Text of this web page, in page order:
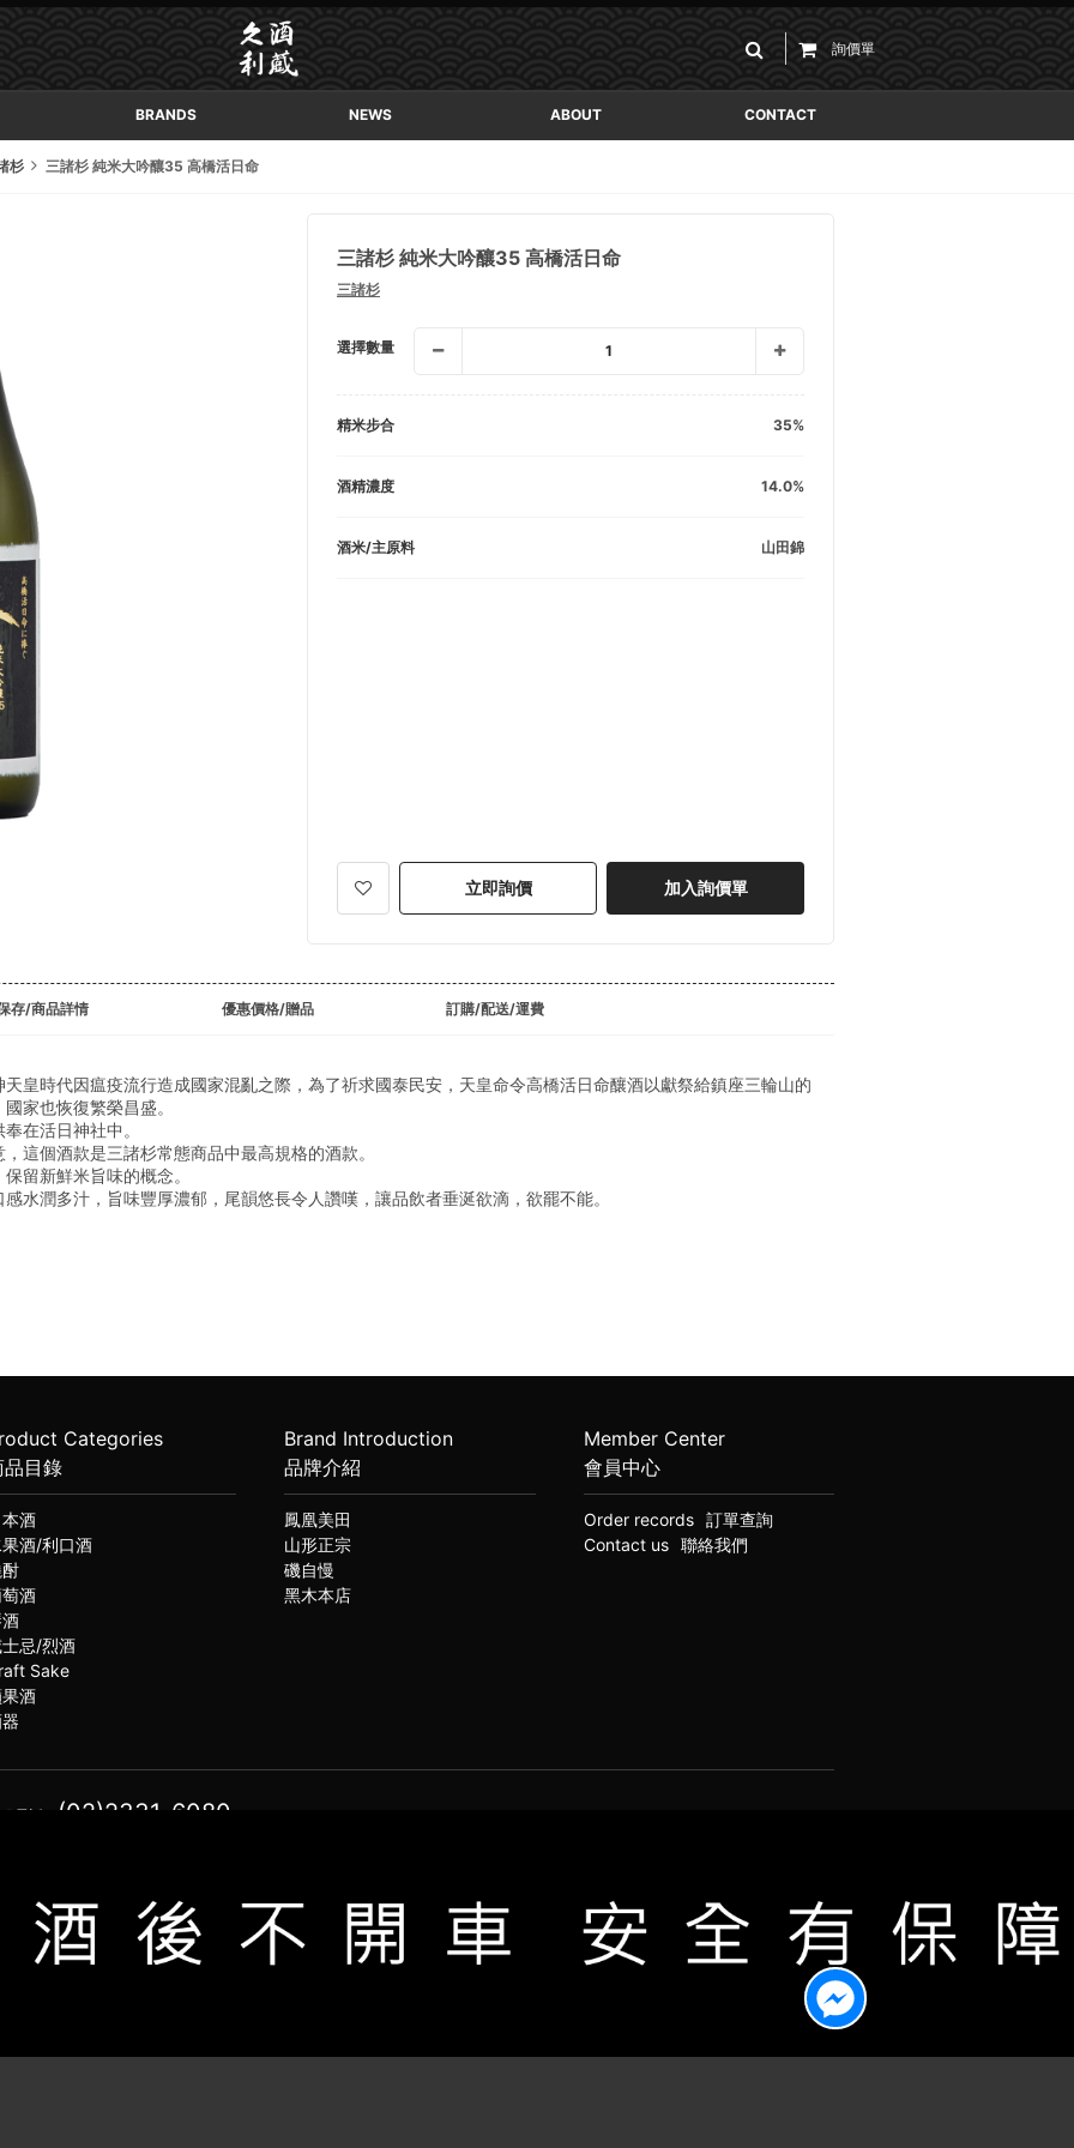
詢價單
BRANDS NEWS ABOUT CONTACT
杉 三諸杉 純米大吟釀35 高橋活日命
三諸杉 純米大吟釀35 高橋活日命
三諸杉
選擇數量 1
精米步合 35
酒精濃度 14.0
酒米/主原料 山田錦
立即詢價 加入詢價單
存/商品詳情 優惠價格/贈品 訂購/配送/運費
皇時代因瘟疫流行造成國家混亂之際，為了祈求國泰民安，天皇命令高橋活日命釀酒以獻祭給鎮座三輪山的
家也恢復繁榮昌盛。
在活日神社中。
這個酒款是三諸杉常態商品中最高規格的酒款。
留新鮮米旨味的概念。
水潤多汁，旨味豐厚濃郁，尾韻悠長令人讚嘆，讓品飲者垂涎欲滴，欲罷不能。
Categories
品目錄
酒
酒/利口酒
酒
忌/烈酒
Sake
酒
Brand Introduction
品牌介紹
鳳凰美田
山形正宗
磯自慢
黑木本店
Member Center
會員中心
Order records
訂單查詢
Contact us
聯絡我們
電話 (02)2331-6080